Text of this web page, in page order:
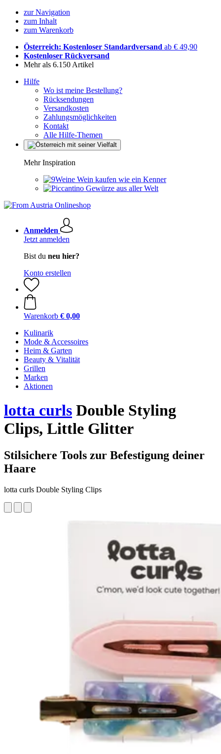
zur Navigation
zum Inhalt
zum Warenkorb
Österreich: Kostenloser Standardversand ab € 49,90
Kostenloser Rückversand
Mehr als 6.150 Artikel
Hilfe
Wo ist meine Bestellung?
Rücksendungen
Versandkosten
Zahlungsmöglichkeiten
Kontakt
Alle Hilfe-Themen
Mehr Inspiration
Wein kaufen wie ein Kenner
Gewürze aus aller Welt
Anmelden
Jetzt anmelden
Bist du neu hier?
Konto erstellen
Warenkorb € 0,00
Kulinarik
Mode & Accessoires
Heim & Garten
Beauty & Vitalität
Grillen
Marken
Aktionen
lotta curls Double Styling
Clips, Little Glitter
Stilsichere Tools zur Befestigung deiner
Haare
lotta curls Double Styling Clips